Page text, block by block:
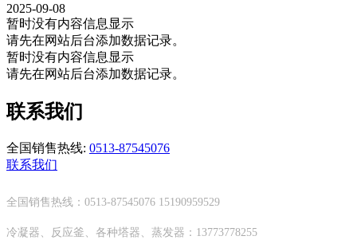
2025-09-08
暂时没有内容信息显示
请先在网站后台添加数据记录。
暂时没有内容信息显示
请先在网站后台添加数据记录。
联系我们
全国销售热线: 0513-87545076
联系我们
全国销售热线：0513-87545076 15190959529
冷凝器、反应釜、各种塔器、蒸发器：13773778255